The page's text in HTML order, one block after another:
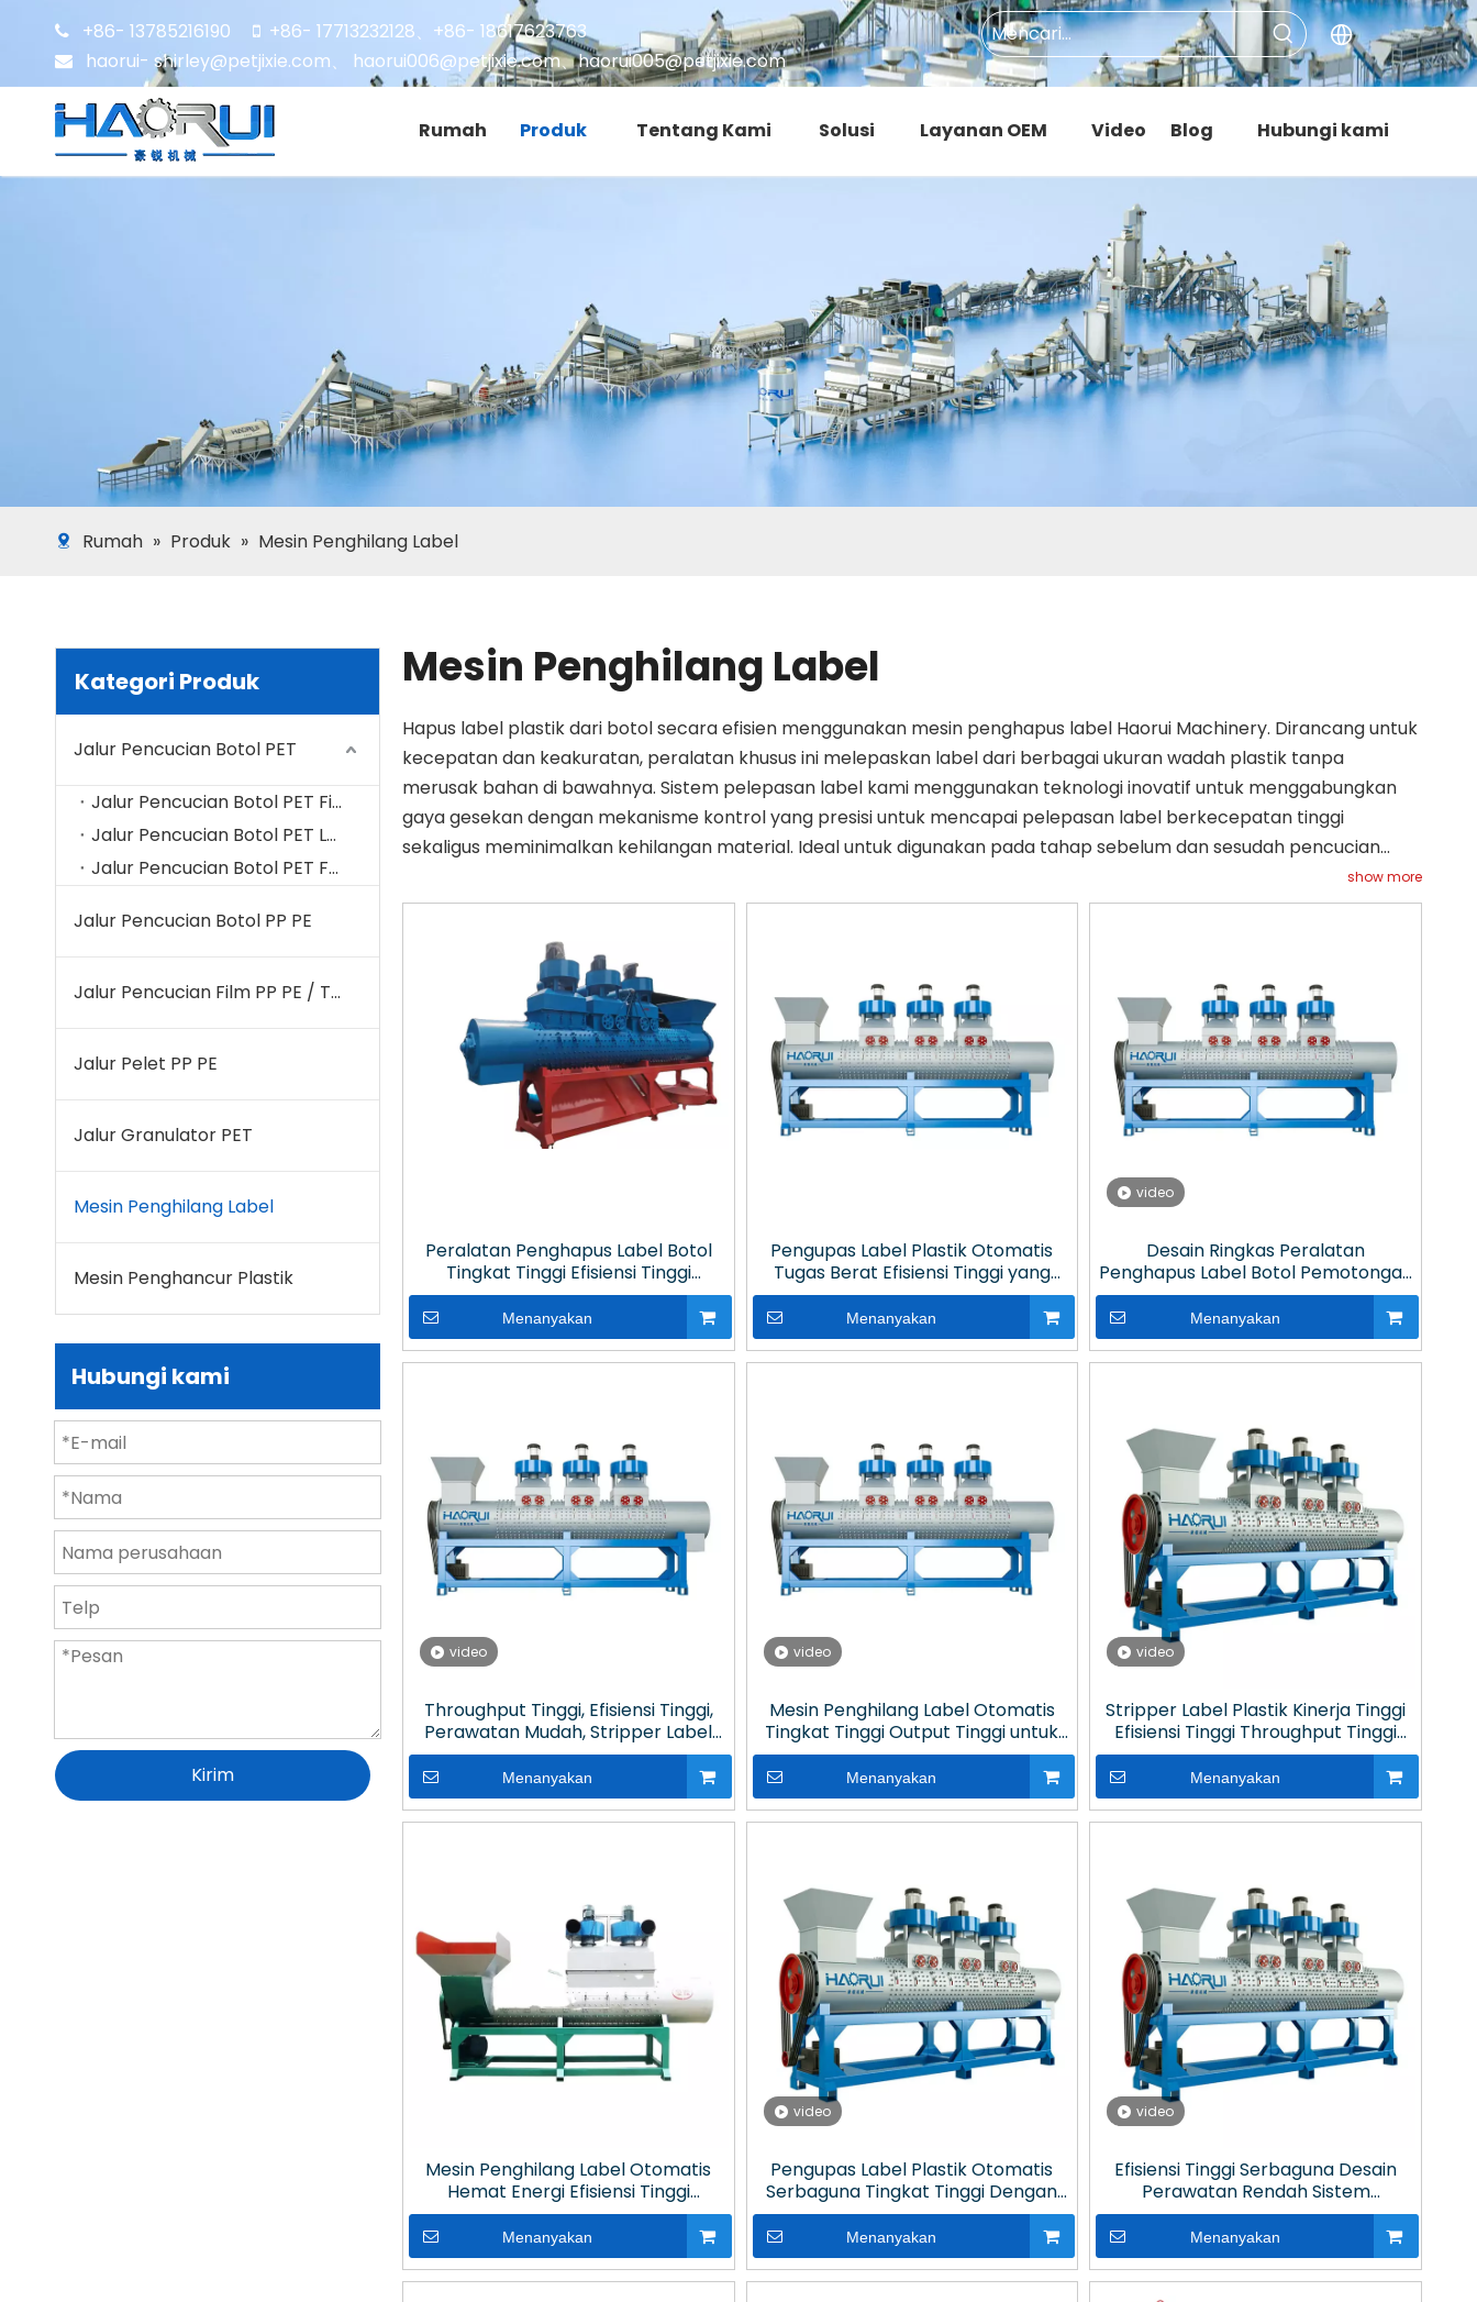
 +86- 13785216190  +86- 17713232128 +86- 18617623763
 haorui- shirley@petjixie.com、 haorui006@petjixie.com、haorui005@petjixie.com
Rumah Produk Tentang Kami Solusi Layanan OEM Video Blog Hubungi kami
Rumah » Produk » Mesin Penghilang Label
Kategori Produk
Jalur Pencucian Botol PET
Jalur Pencucian Botol PET Fiber Grade
Jalur Pencucian Botol PET Lembar PET
Jalur Pencucian Botol PET Food Grade (B2B).
Jalur Pencucian Botol PP PE
Jalur Pencucian Film PP PE / Tas Anyaman
Jalur Pelet PP PE
Jalur Granulator PET
Mesin Penghilang Label
Mesin Penghancur Plastik
Hubungi kami
Kirim
Mesin Penghilang Label
Hapus label plastik dari botol secara efisien menggunakan mesin penghapus label Haorui Machinery. Dirancang untuk
kecepatan dan keakuratan, peralatan khusus ini melepaskan label dari berbagai ukuran wadah plastik tanpa
merusak bahan di bawahnya. Sistem pelepasan label kami menggunakan teknologi inovatif untuk menggabungkan
gaya gesekan dengan mekanisme kontrol yang presisi untuk mencapai pelepasan label berkecepatan tinggi
sekaligus meminimalkan kehilangan material. Ideal untuk digunakan pada tahap sebelum dan sesudah pencucian
dalam proses daur ulang, ini memastikan permukaan bersih siap untuk langkah pemrosesan selanjutnya. Percayakan
Haorui Machinery untuk memberikan solusi pelepasan label yang andal dan efisien untuk operasi daur ulang plastik
show more
Peralatan Penghapus Label Botol
Tingkat Tinggi Efisiensi Tinggi
Berkecepatan Tinggi
Menanyakan
Pengupas Label Plastik Otomatis
Tugas Berat Efisiensi Tinggi yang
Hemat Biaya
Menanyakan
video
Desain Ringkas Peralatan
Penghapus Label Botol Pemotongan
Presisi Berkecepatan Tinggi dengan
Antarmuka yang Mudah Digunakan
Menanyakan
video
Throughput Tinggi, Efisiensi Tinggi,
Perawatan Mudah, Stripper Label
Plastik untuk Daur Ulang PET
Menanyakan
video
Mesin Penghilang Label Otomatis
Tingkat Tinggi Output Tinggi untuk
Daur Ulang Plastik
Menanyakan
video
Stripper Label Plastik Kinerja Tinggi
Efisiensi Tinggi Throughput Tinggi
dengan Pisau yang Dapat Diganti
Menanyakan
Mesin Penghilang Label Otomatis
Hemat Energi Efisiensi Tinggi
Throughput Tinggi
Menanyakan
video
Pengupas Label Plastik Otomatis
Serbaguna Tingkat Tinggi Dengan
Bades Desain Unik
Menanyakan
video
Efisiensi Tinggi Serbaguna Desain
Perawatan Rendah Sistem
Penghapusan Label Otomatis
Dengan Pisau Berkecepatan Tinggi
Menanyakan